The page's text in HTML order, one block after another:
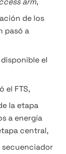
de los
pasó a
el
el FTS,
la etapa
a energía
central,
secuenciador